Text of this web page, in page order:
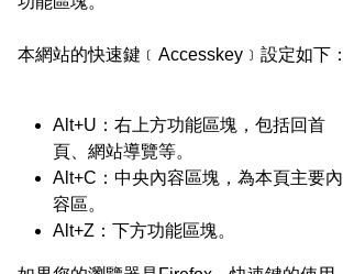
本網站的快速鍵﹝Accesskey﹞設定如下：
Alt+U：右上方功能區塊，包括回首
頁、網站導覽等。
Alt+C：中央內容區塊，為本頁主要內
容區。
Alt+Z：下方功能區塊。